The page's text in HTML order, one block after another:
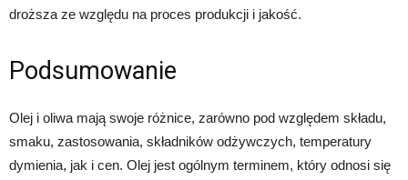
droższa ze względu na proces produkcji i jakość.
Podsumowanie
Olej i oliwa mają swoje różnice, zarówno pod względem składu,
smaku, zastosowania, składników odżywczych, temperatury
dymienia, jak i cen. Olej jest ogólnym terminem, który odnosi się